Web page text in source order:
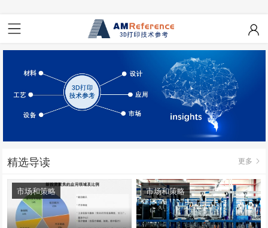
精选导读 更多
市场和策略 市场和策略